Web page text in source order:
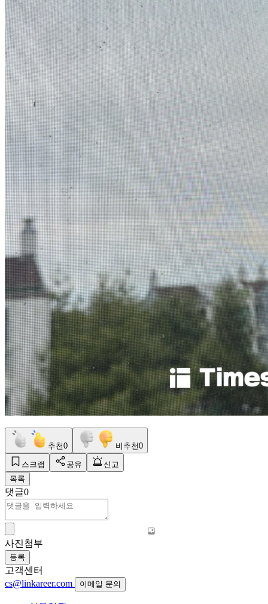
추천0 비추천0
스크랩 공유
신고
목록
댓글0
사진첨부
등록
고객센터
cs@linkareer.com
이메일 문의